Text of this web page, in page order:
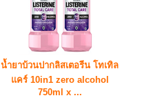
น้ำยาบ้วนปากลิสเตอรีน โทเทิล
แคร์ 10in1 zero alcohol
750ml x ...